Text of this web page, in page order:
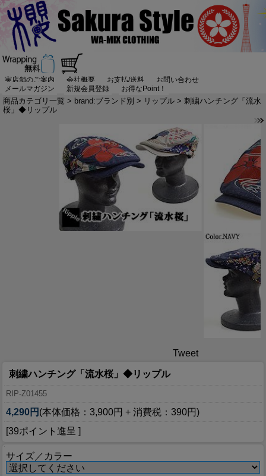
実店舗のご案内 会社概要 お支払/送料
お問い合わせ
メールマガジン
新規会員登録 お得なPoint！
商品カテゴリ一覧 > brand:ブランド別 > リップル > 刺繍ハンチング「流水
桜」◆リップル
Tweet
刺繍ハンチング「流水桜」◆リップル
RIP-Z01455
4,290円 (本体価格：3,900円 + 消費税：390円)
[39ポイント進呈 ]
サイズ／カラー